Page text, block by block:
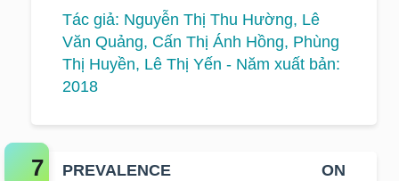
GASTROINTESTINAL CANCER
Tác giả: Nguyễn Thị Thu Hường, Lê
Văn Quảng, Cấn Thị Ánh Hồng, Phùng
Thị Huyền, Lê Thị Yến - Năm xuất bản:
2018
PREVALENCE ON